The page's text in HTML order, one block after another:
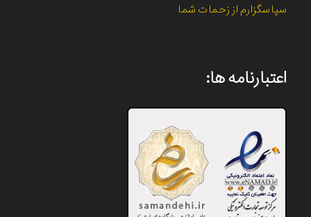
سپاسگزارم از زحمات شما
اعتبارنامه ها: